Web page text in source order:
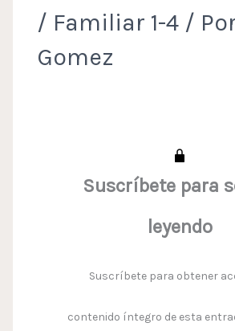
/ Familiar 1-4 /
Gomez
Suscríbete para
leyendo
Suscríbete para obtener
contenido íntegro de esta